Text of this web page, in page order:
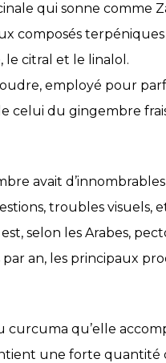
qui sonne comme
composés
le citral et le linalol.
employé pour
du gingembre
avait
troubles visuels,
selon les Arabes,
an, les principaux
qu’elle
une forte quantité